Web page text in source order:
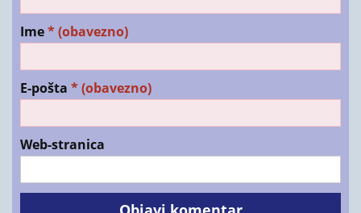
Ime* (obavezno)
E-pošta * (obavezno)
Web-stranica